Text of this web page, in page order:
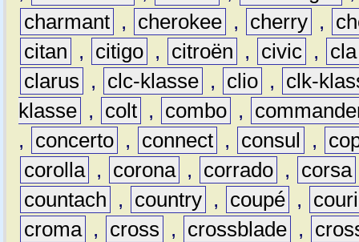
charmant , cherokee , cherry ,
citan
, citigo , citroën , civic ,
cla
clarus
, clc-klasse , clio ,
clk-
klasse , colt , combo ,
,
concerto , connect , consul ,
corolla , corona , corrado , corsa
countach
, country , coupé ,
croma , cross , crossblade ,